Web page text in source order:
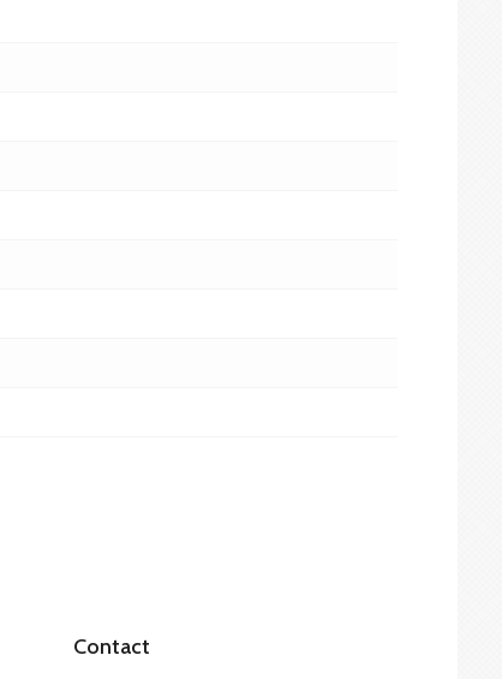
Contact